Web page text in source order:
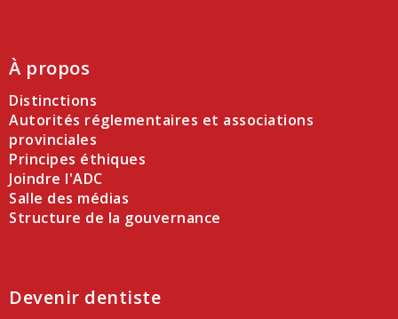
À propos
Distinctions
Autorités réglementaires et associations
provinciales
Principes éthiques
Joindre l'ADC
Salle des médias
Structure de la gouvernance
Devenir dentiste